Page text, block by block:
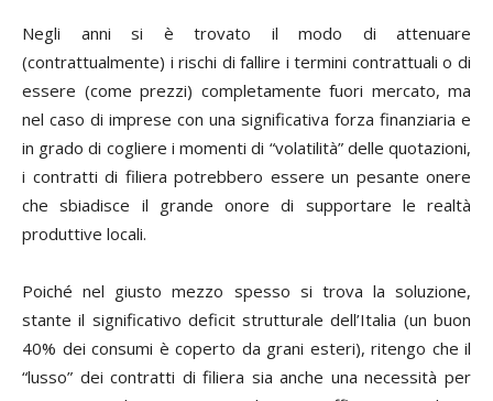
Negli anni si è trovato il modo di attenuare
(contrattualmente) i rischi di fallire i termini contrattuali o di
essere (come prezzi) completamente fuori mercato, ma
nel caso di imprese con una significativa forza finanziaria e
in grado di cogliere i momenti di “volatilità” delle quotazioni,
i contratti di filiera potrebbero essere un pesante onere
che sbiadisce il grande onore di supportare le realtà
produttive locali.
Poiché nel giusto mezzo spesso si trova la soluzione,
stante il significativo deficit strutturale dell’Italia (un buon
40% dei consumi è coperto da grani esteri), ritengo che il
“lusso” dei contratti di filiera sia anche una necessità per